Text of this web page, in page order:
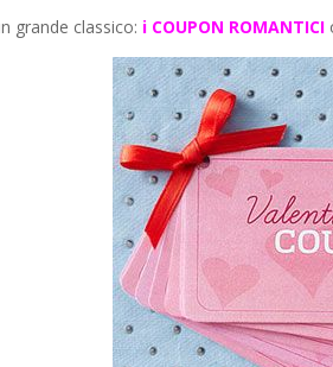
grande classico: i COUPON ROMANTICI